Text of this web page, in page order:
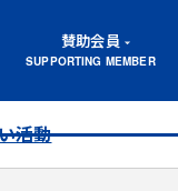
賛助会員
活動